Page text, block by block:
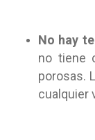
No hay
no tiene
porosas.
cualquier